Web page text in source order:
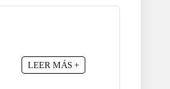
LEER MÁS +